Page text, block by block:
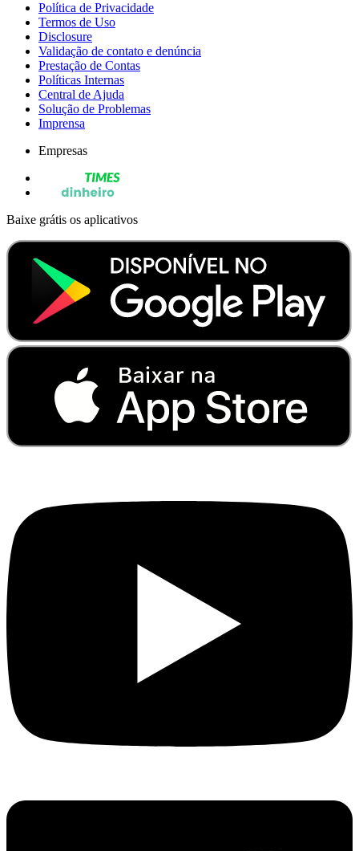
Política de Privacidade
Termos de Uso
Disclosure
Validação de contato e denúncia
Prestação de Contas
Políticas Internas
Central de Ajuda
Solução de Problemas
Imprensa
Empresas
Baixe grátis os aplicativos